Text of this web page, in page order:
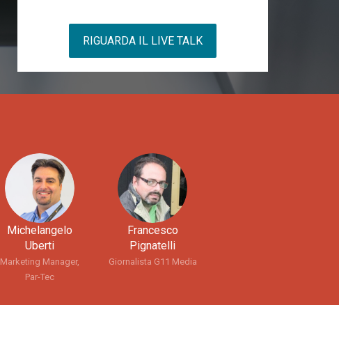
RIGUARDA IL LIVE TALK
Michelangelo
Uberti
Marketing Manager,
Par-Tec
Francesco
Pignatelli
Giornalista G11 Media